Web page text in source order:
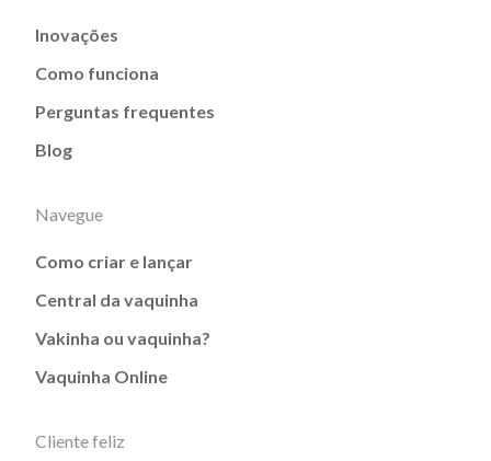
Inovações
Como funciona
Perguntas frequentes
Blog
Navegue
Como criar e lançar
Central da vaquinha
Vakinha ou vaquinha?
Vaquinha Online
Cliente feliz